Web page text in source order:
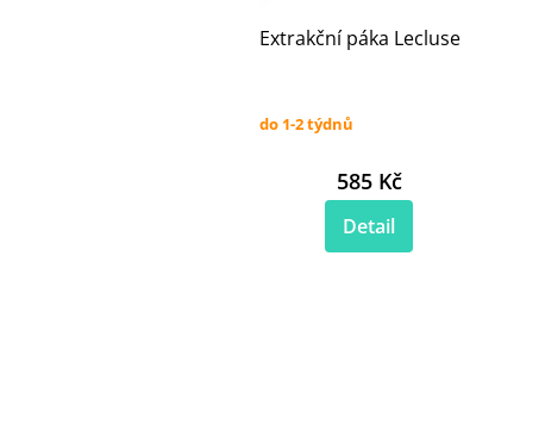
Extrakční páka Lecluse
do 1-2 týdnů
585 Kč
Detail